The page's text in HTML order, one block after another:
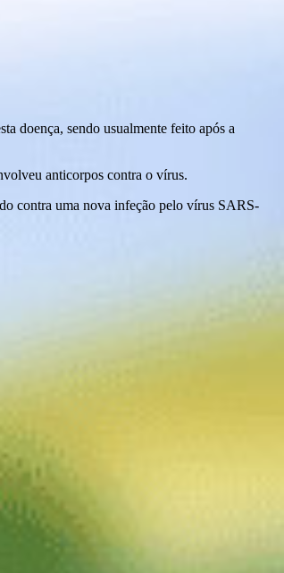
doença, sendo usualmente feito após a
anticorpos contra o vírus.
contra uma nova infeção pelo vírus SARS-